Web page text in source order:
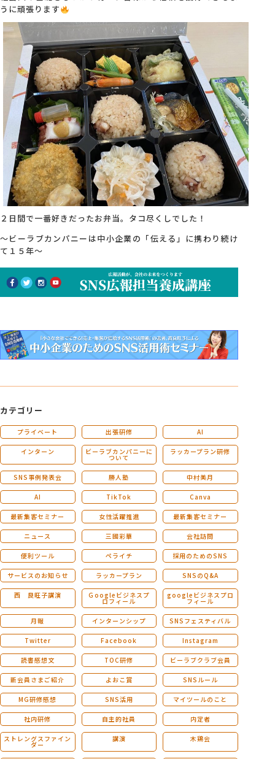
うに頑張ります
２日間で一番好きだったお弁当。タコ尽くしでした！
～ビーラブカンパニーは中小企業の「伝える」に携わり続け
て１５年～
カテゴリー
プライベート 出張研修 AI
インターン ビーラブカンパニーに
ついて
ラッカープラン研修
SNS事例発表会 勝人塾 中村美月
AI TikTok Canva
最新集客セミナー 女性活躍推進 最新集客セミナー
ニュース 三國彩華 会社訪問
便利ツール ペライチ 採用のためのSNS
サービスのお知らせ ラッカープラン SNSのQ&A
西 良旺子講演 Ｇoogleビジネスプ
ロフィール
googleビジネスプロ
フィール
月報 インターンシップ SNSフェスティバル
Twitter Facebook Instagram
読書感想文 TOC研修 ビーラブクラブ会員
新会員さまご紹介 よおこ賞 SNSルール
MG研修感想 SNS活用 マイツールのこと
社内研修 自主的社員 内定者
ストレングスファイン
ダー
講演 木鶏会